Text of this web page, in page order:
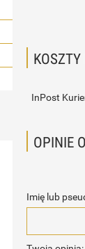
KOSZTY
InPost
OPINIE
Imię lub